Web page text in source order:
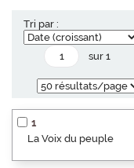
Tri par :
sur 1
1
La Voix du peuple